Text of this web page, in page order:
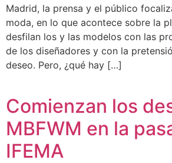
Madrid, la prensa y el público
moda, en lo que acontece sobre la
desfilan los y las modelos con las
de los diseñadores y con la
deseo. Pero, ¿qué hay […]
Comienzan los
MBFWM en la
IFEMA